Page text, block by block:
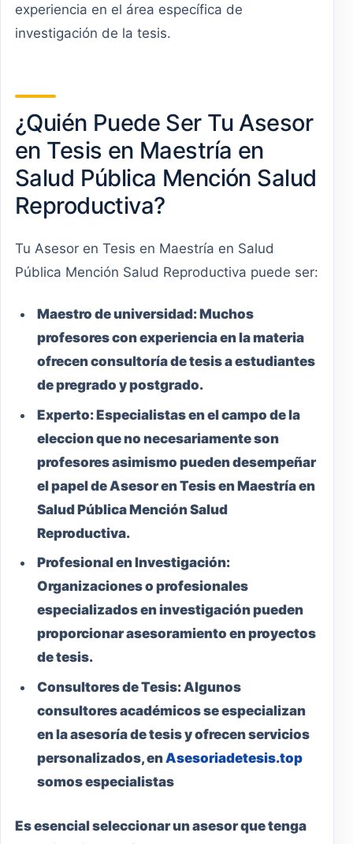
experiencia en el área específica de
investigación de la tesis.
¿Quién Puede Ser Tu Asesor
en Tesis en Maestría en
Salud Pública Mención Salud
Reproductiva?
Tu Asesor en Tesis en Maestría en Salud
Pública Mención Salud Reproductiva puede ser:
Maestrode universidad:Muchos
profesores con experiencia en la materia
ofrecen consultoría de tesis a estudiantes
de pregrado y postgrado.
Experto:Especialistas en el campo de la
eleccion que no necesariamente son
profesores asimismo pueden desempeñar
el papel de Asesor en Tesis en Maestría en
Salud Pública Mención Salud
Reproductiva.
Profesional en Investigación:
Organizaciones o profesionales
especializados en investigación pueden
proporcionar asesoramiento en proyectos
de tesis.
Consultores de Tesis:Algunos
consultores académicos se especializan
en la asesoría de tesis y ofrecen servicios
personalizados, enAsesoriadetesis.top
somos especialistas
Es esencial seleccionar un asesor que tenga